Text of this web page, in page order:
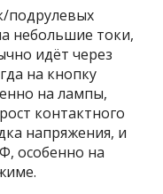
подрулевых
небольшие токи,
идёт через
на кнопку
на лампы,
контактного
напряжения, и
особенно на